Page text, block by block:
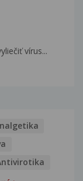
vírus...